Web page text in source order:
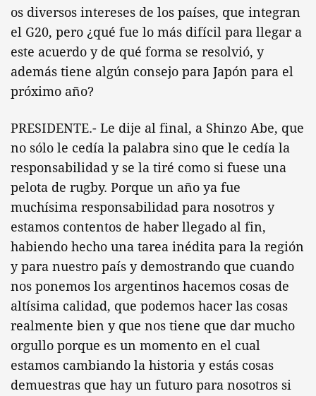
os diversos intereses de los países, que integran
el G20, pero ¿qué fue lo más difícil para llegar a
este acuerdo y de qué forma se resolvió, y
además tiene algún consejo para Japón para el
próximo año?
PRESIDENTE.- Le dije al final, a Shinzo Abe, que
no sólo le cedía la palabra sino que le cedía la
responsabilidad y se la tiré como si fuese una
pelota de rugby. Porque un año ya fue
muchísima responsabilidad para nosotros y
estamos contentos de haber llegado al fin,
habiendo hecho una tarea inédita para la región
y para nuestro país y demostrando que cuando
nos ponemos los argentinos hacemos cosas de
altísima calidad, que podemos hacer las cosas
realmente bien y que nos tiene que dar mucho
orgullo porque es un momento en el cual
estamos cambiando la historia y estás cosas
demuestras que hay un futuro para nosotros si